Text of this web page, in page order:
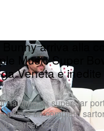
arriva alla
Music Super
Veneta e
la superstar
pelo e un completo
Cartier Crash.